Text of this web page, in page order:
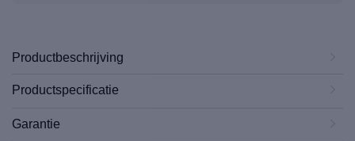
Productbeschrijving
Productspecificatie
Garantie